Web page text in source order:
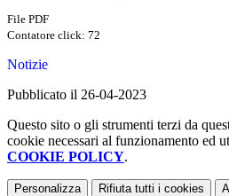
File PDF
Contatore click: 72
Notizie
Pubblicato il 26-04-2023
Questo sito o gli strumenti terzi da
cookie necessari al funzionamento ed
COOKIE POLICY.
Personalizza Rifiuta tutti i cookies